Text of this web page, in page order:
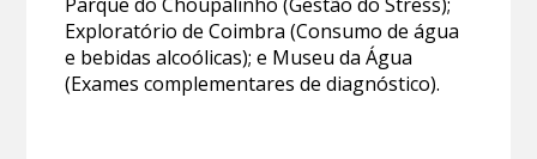
Exploratório de Coimbra (Consumo de água
e bebidas alcoólicas); e Museu da Água
(Exames complementares de diagnóstico).